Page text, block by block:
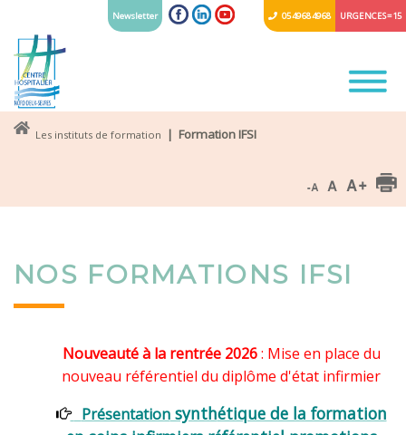
URGENCES = 15
05 49 68 49 68
Newsletter
Les instituts de formation | Formation IFSI
NOS FORMATIONS IFSI
Nouveauté à la rentrée 2026: Mise en place du
nouveau référentiel du diplôme d'état infirmier
Présentationsynthétique de la formation